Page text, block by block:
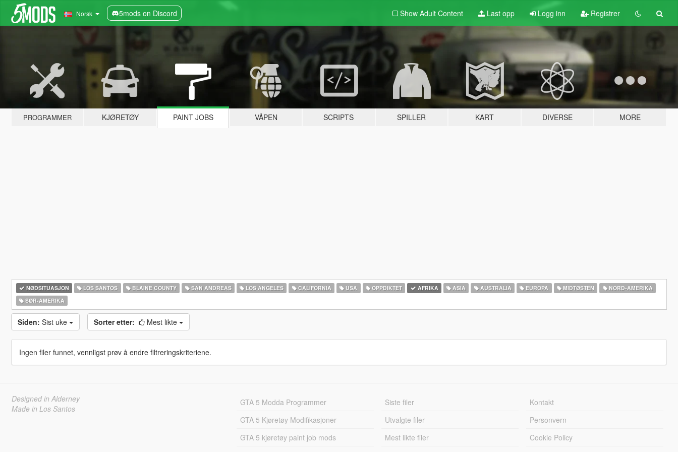
Norsk 5mods on Discord Show Adult Content Last opp Logg inn Registrer
PROGRAMMER KJØRETØY PAINT JOBS VÅPEN SCRIPTS SPILLER KART DIVERSE MORE
NØDSITUASJON LOS SANTOS BLAINE COUNTY SAN ANDREAS LOS ANGELES CALIFORNIA USA OPPDIKTET AFRIKA ASIA AUSTRALIA EUROPA MIDTØSTEN
NORD-AMERIKA‎
SØR-AMERIKA‎
Siden: Sist uke Sorter etter: Mest likte
Ingen filer funnet, vennligst prøv å endre filtreringskriteriene.
Designed in Alderney
Made in Los Santos
GTA 5 Modda Programmer
GTA 5 Kjøretøy Modifikasjoner
GTA 5 kjøretøy paint job mods
Siste filer
Utvalgte filer
Mest likte filer
Kontakt
Personvern
Cookie Policy